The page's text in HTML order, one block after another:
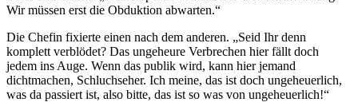
Wir müssen erst die Obduktion abwarten.“
Die Chefin fixierte einen nach dem anderen. „Seid Ihr denn
komplett verblödet? Das ungeheure Verbrechen hier fällt doch
jedem ins Auge. Wenn das publik wird, kann hier jemand
dichtmachen, Schluchseher. Ich meine, das ist doch ungeheuerlich,
was da passiert ist, also bitte, das ist so was von ungeheuerlich!“